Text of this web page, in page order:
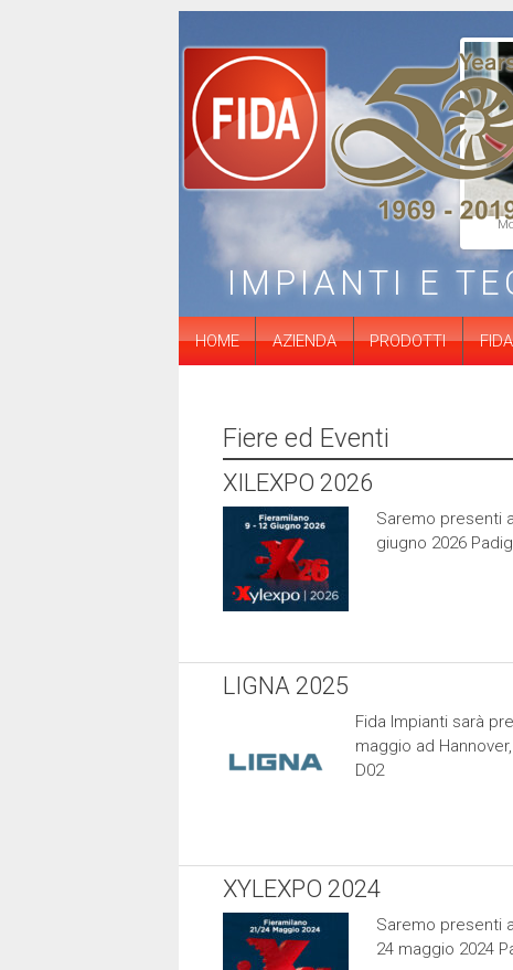
Estrattori
IMPIANTI E
HOME AZIENDA PRODOTTI
Fiere ed Eventi
XILEXPO 2026
Saremo presenti
giugno 2026
LIGNA 2025
Fida Impianti sarà
maggio ad
D02
XYLEXPO 2024
Saremo presenti
24 maggio 2024